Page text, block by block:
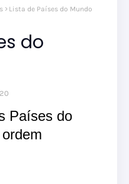
Lista de Países do Mundo
do
Países do